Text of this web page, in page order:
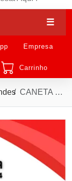
☰
Empresa
Carrinho
CANETA PLÁSTICA ACOMPANHA CORDÃO E TAMPA DE ENCAIXE X01094